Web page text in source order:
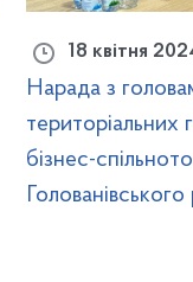
18 квітня
Нарада з
територіальних
бізнес-